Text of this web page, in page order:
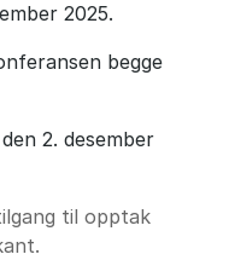
2025.
begge
2. desember
til opptak